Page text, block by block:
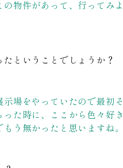
物件があって、行ってみ
ということでしょうか？
示場をやっていたので最初
た時に、ここから色々好
う無かったと思いますね。